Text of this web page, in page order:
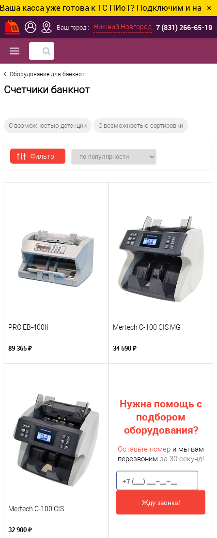
уже готова к ТС ПИоТ? Подключим и настроим ✕
Ваш город:: Нижний Новгород 7 (831) 266-65-19
Оборудование для банкнот
Счетчики банкнот
С возможностью детекции С возможностью сортировки
Фильтр
PRO EB-400II
89 365 ₽
Mertech C-100 CIS MG
34 590 ₽
Mertech C-100 CIS
32 900 ₽
Нужна помощь с
подбором
оборудования?
Оставьте номер и мы вам
перезвоним за 30 секунд!
Жду звонка!